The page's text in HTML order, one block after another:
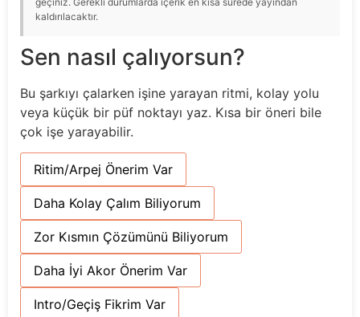
kaldırılacaktır.
Sen nasıl çalıyorsun?
Bu şarkıyı çalarken işine yarayan ritmi, kolay yolu
veya küçük bir püf noktayı yaz. Kısa bir öneri bile
çok işe yarayabilir.
Ritim/Arpej Önerim Var
Daha Kolay Çalım Biliyorum
Zor Kısmın Çözümünü Biliyorum
Daha İyi Akor Önerim Var
Intro/Geçiş Fikrim Var